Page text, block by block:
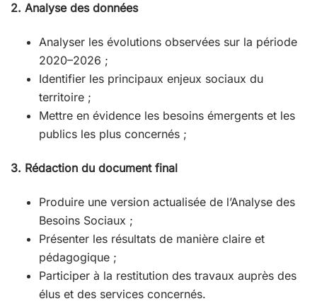
2. Analyse des données
Analyser les évolutions observées sur la période
2020–2026 ;
Identifier les principaux enjeux sociaux du
territoire ;
Mettre en évidence les besoins émergents et les
publics les plus concernés ;
3. Rédaction du document final
Produire une version actualisée de l’Analyse des
Besoins Sociaux ;
Présenter les résultats de manière claire et
pédagogique ;
Participer à la restitution des travaux auprès des
élus et des services concernés.